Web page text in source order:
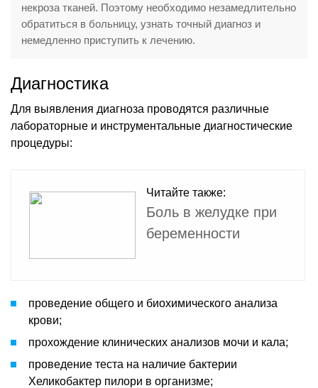
некроза тканей. Поэтому необходимо незамедлительно
обратиться в больницу, узнать точный диагноз и
немедленно приступить к лечению.
Диагностика
Для выявления диагноза проводятся различные
лабораторные и инструментальные диагностические
процедуры:
Читайте также:
Боль в желудке при
беременности
проведение общего и биохимического анализа
крови;
прохождение клинических анализов мочи и кала;
проведение теста на наличие бактерии
Хеликобактер пилори в организме;